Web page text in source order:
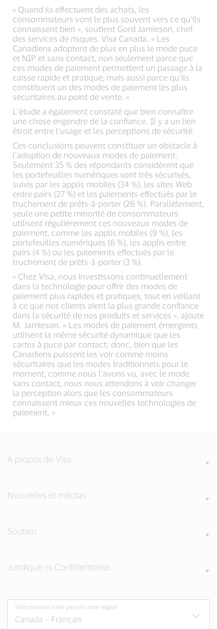
« Quand ils effectuent des achats, les
consommateurs vont le plus souvent vers ce qu’ils
connaissent bien », soutient Gord Jamieson, chef
des services de risques, Visa Canada. « Les
Canadiens adoptent de plus en plus le mode puce
et NIP et sans contact, non seulement parce que
ces modes de paiement permettent un passage à la
caisse rapide et pratique, mais aussi parce qu’ils
constituent un des modes de paiement les plus
sécuritaires au point de vente. »
L’étude a également constaté que bien connaître
une chose engendre de la confiance. Il y a un lien
étroit entre l’usage et les perceptions de sécurité.
Ces conclusions peuvent constituer un obstacle à
l’adoption de nouveaux modes de paiement.
Seulement 35 % des répondants considèrent que
les portefeuilles numériques sont très sécurisés,
suivis par les applis mobiles (34 %), les sites Web
entre pairs (27 %) et les paiements effectués par le
truchement de prêts-à-porter (26 %). Parallèlement,
seule une petite minorité de consommateurs
utilisent régulièrement ces nouveaux modes de
paiement, comme les applis mobiles (9 %), les
portefeuilles numériques (6 %), les applis entre
pairs (4 %) ou les paiements effectués par le
truchement de prêts-à-porter (3 %).
« Chez Visa, nous investissons continuellement
dans la technologie pour offrir des modes de
paiement plus rapides et pratiques, tout en veillant
à ce que nos clients aient la plus grande confiance
dans la sécurité de nos produits et services », ajoute
M. Jamieson. « Les modes de paiement émergents
utilisent la même sécurité dynamique que les
cartes à puce par contact; donc, bien que les
Canadiens puissent les voir comme moins
sécuritaires que les modes traditionnels pour le
moment, comme nous l’avons vu, avec le mode
sans contact, nous nous attendons à voir changer
la perception alors que les consommateurs
connaissent mieux ces nouvelles technologies de
paiement. »
À propos de Visa
Nouvelles et médias
Soutien
Juridique et Confidentialité
Sélectionnez votre pays et votre région